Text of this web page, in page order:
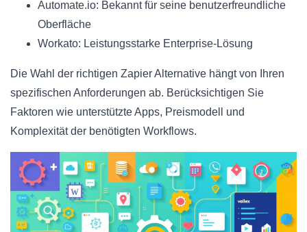
Automate.io: Bekannt für seine benutzerfreundliche
Oberfläche
Workato: Leistungsstarke Enterprise-Lösung
Die Wahl der richtigen Zapier Alternative hängt von Ihren
spezifischen Anforderungen ab. Berücksichtigen Sie
Faktoren wie unterstützte Apps, Preismodell und
Komplexität der benötigten Workflows.